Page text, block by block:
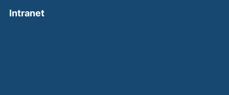
Intranet(external link, opens in a new window)